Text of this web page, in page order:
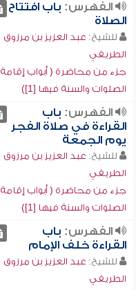
الفهرس: باب افتتاح
الصلاة
للشيخ: عبد العزيز بن مرزوق
الطريفي
جزء من محاضرة ( أبواب إقامة
الصلوات والسنة فيها [1])
الفهرس: باب
القراءة في صلاة الفجر
يوم الجمعة
للشيخ: عبد العزيز بن مرزوق
الطريفي
جزء من محاضرة ( أبواب إقامة
الصلوات والسنة فيها [1])
الفهرس: باب
القراءة خلف الإمام
للشيخ: عبد العزيز بن مرزوق
الطريفي